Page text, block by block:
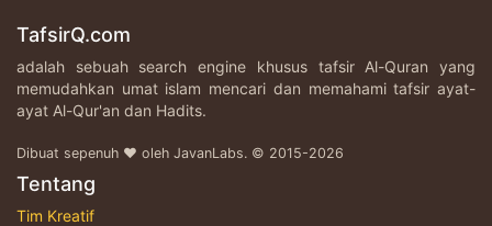
TafsirQ.com
adalah sebuah search engine khusus tafsir Al-Quran yang
memudahkan umat islam mencari dan memahami tafsir ayat-
ayat Al-Qur'an dan Hadits.
Dibuat sepenuh ♥ oleh JavanLabs. © 2015-2026
Tentang
Tim Kreatif